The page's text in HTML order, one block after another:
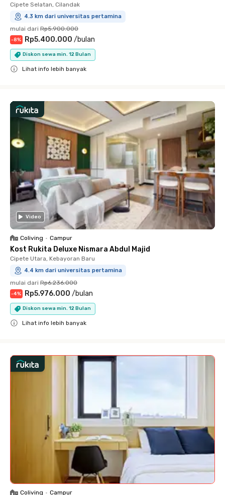
Cipete Selatan, Cilandak
4.3 km dari universitas pertamina
mulai dari Rp5.900.000
-8% Rp5.400.000 /bulan
Diskon sewa min. 12 Bulan
Lihat info lebih banyak
Video
Coliving • Campur
Kost Rukita Deluxe Nismara Abdul Majid
Cipete Utara, Kebayoran Baru
4.4 km dari universitas pertamina
mulai dari Rp6.236.000
-4% Rp5.976.000 /bulan
Diskon sewa min. 12 Bulan
Lihat info lebih banyak
Coliving • Campur